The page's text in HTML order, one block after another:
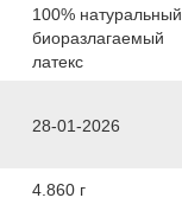
100% натуральный
биоразлагаемый
латекс
28-01-2026
4.860 г